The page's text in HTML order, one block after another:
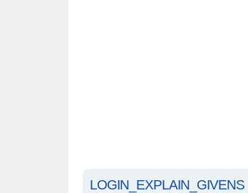
LOGIN_EXPLAIN_GIVENS